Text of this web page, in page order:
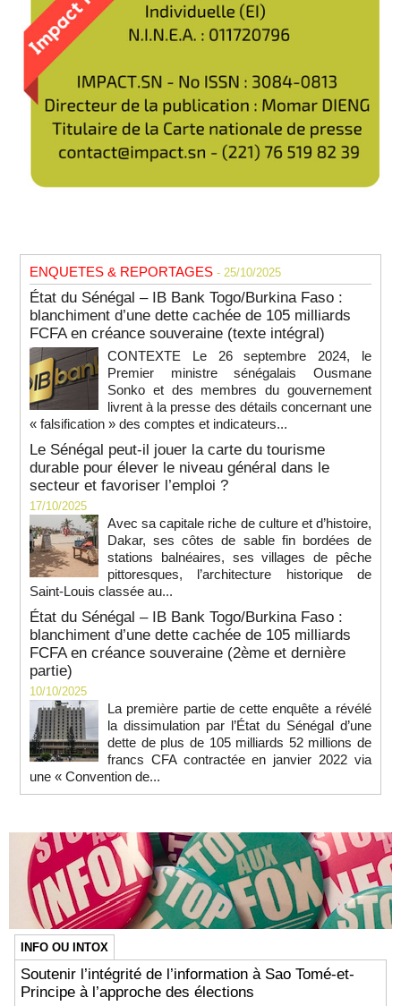
ENQUETES & REPORTAGES - 25/10/2025
État du Sénégal – IB Bank Togo/Burkina Faso :
blanchiment d’une dette cachée de 105 milliards
FCFA en créance souveraine (texte intégral)
CONTEXTE Le 26 septembre 2024, le
Premier ministre sénégalais Ousmane
Sonko et des membres du gouvernement
livrent à la presse des détails concernant une
« falsification » des comptes et indicateurs...
Le Sénégal peut-il jouer la carte du tourisme
durable pour élever le niveau général dans le
secteur et favoriser l’emploi ?
17/10/2025
Avec sa capitale riche de culture et d’histoire,
Dakar, ses côtes de sable fin bordées de
stations balnéaires, ses villages de pêche
pittoresques, l’architecture historique de
Saint-Louis classée au...
État du Sénégal – IB Bank Togo/Burkina Faso :
blanchiment d’une dette cachée de 105 milliards
FCFA en créance souveraine (2ème et dernière
partie)
10/10/2025
La première partie de cette enquête a révélé
la dissimulation par l’État du Sénégal d’une
dette de plus de 105 milliards 52 millions de
francs CFA contractée en janvier 2022 via
une « Convention de...
INFO OU INTOX
Soutenir l’intégrité de l’information à Sao Tomé-et-
Principe à l’approche des élections